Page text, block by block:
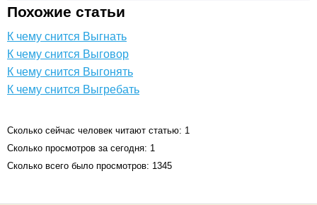
Похожие статьи
К чему снится Выгнать
К чему снится Выговор
К чему снится Выгонять
К чему снится Выгребать
Сколько сейчас человек читают статью: 1
Сколько просмотров за сегодня: 1
Сколько всего было просмотров: 1345